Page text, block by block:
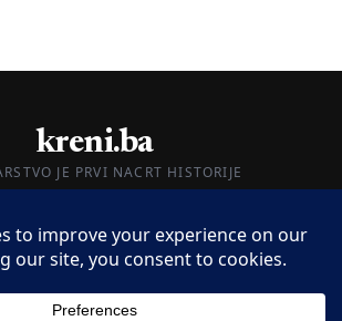
kreni.ba
JE PRVI NACRT HISTORIJE